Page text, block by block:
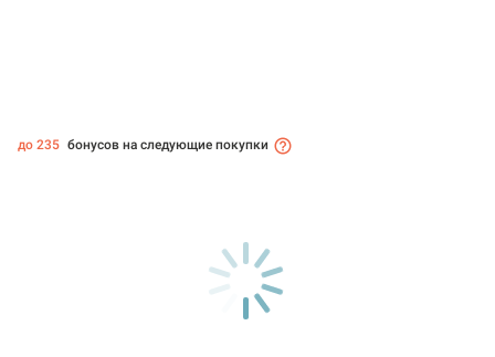
до 235 бонусов на следующие покупки